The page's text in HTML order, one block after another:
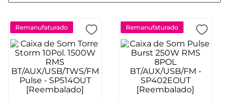
Remanufaturado Remanufaturado